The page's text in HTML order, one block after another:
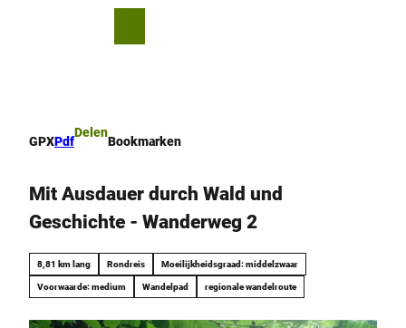
GPXPdf
Delen
Bookmarken
Mit Ausdauer durch Wald und
Geschichte - Wanderweg 2
8,81 km lang Rondreis Moeilijkheidsgraad: middelzwaar
Voorwaarde: medium Wandelpad regionale wandelroute